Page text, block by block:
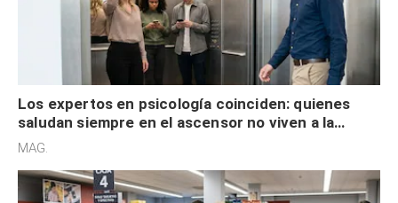
Los expertos en psicología coinciden: quienes
saludan siempre en el ascensor no viven a la
defensiva y tienen apertura social
MAG.